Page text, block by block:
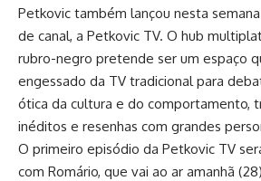
Petkovic também lançou nesta
de canal, a Petkovic TV. O hub
rubro-negro pretende ser um espaço
engessado da TV tradicional para
ótica da cultura e do comportamento,
inéditos e resenhas com grandes
O primeiro episódio da Petkovic TV
com Romário, que vai ao ar amanhã